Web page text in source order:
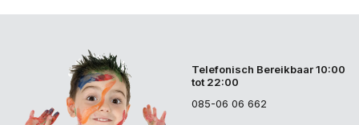
Telefonisch Bereikbaar 10:00
tot 22:00
085-06 06 662